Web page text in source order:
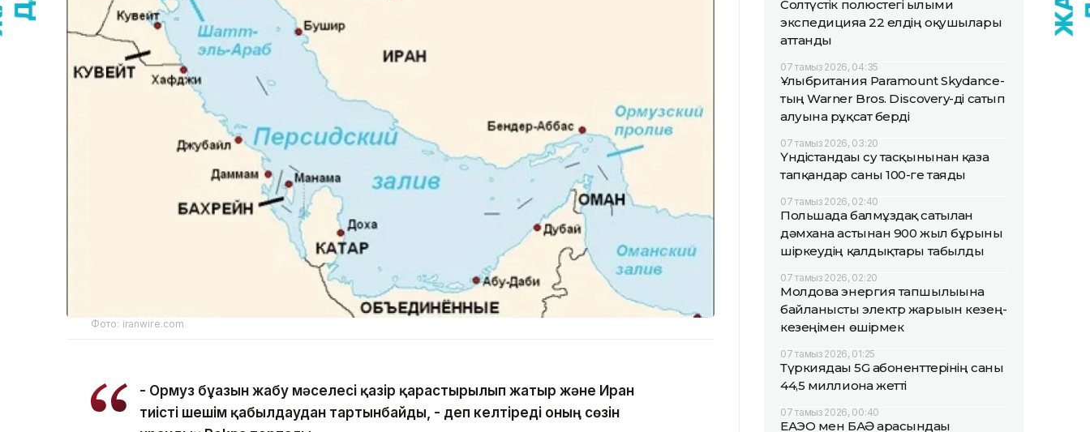
Фото: iranwire.com
- Ормуз бұғазын жабу мәселесі қазір қарастырылып жатыр және Иран
тиісті шешім қабылдаудан тартынбайды, - деп келтіреді оның сөзін
Солтүстік полюстегі ғылыми
экспедицияға 22 елдің оқушылары
аттанды
07 тамыз 2026, 04:35
Ұлыбритания Paramount Skydance-
тың Warner Bros. Discovery-ді сатып
алуына рұқсат берді
07 тамыз 2026, 03:20
Үндістандағы су тасқынынан қаза
тапқандар саны 100-ге таяды
07 тамыз 2026, 02:40
Польшада балмұздақ сатылған
дәмхана астынан 900 жыл бұрынғы
шіркеудің қалдықтары табылды
07 тамыз 2026, 02:20
Молдова энергия тапшылығына
байланысты электр жарығын кезең-
кезеңімен өшірмек
07 тамыз 2026, 01:25
Түркиядағы 5G абоненттерінің саны
44,5 миллионға жетті
07 тамыз 2026, 00:40
ЕАЭО мен БАӘ арасындағы